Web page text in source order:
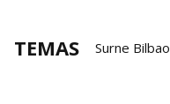
TEMAS Surne Bilbao